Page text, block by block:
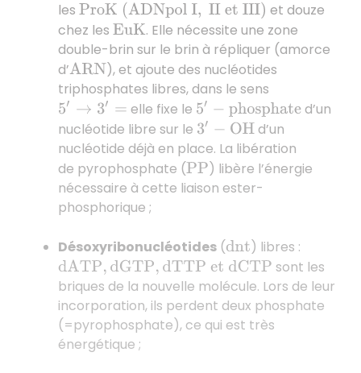
les ProK( ADNpol I,II et II)
et douze
chez les EuK
. Elle nécessite une zone
double-brin sur le brin à répliquer (amorce
d’ARN ), et ajoute des nucléotides
triphosphates libres, dans le sens
5′ →3′ = elle fixe le 5′− phosphate
d’un
nucléotide libre sur le 3′− OH
d’un
nucléotide déjà en place. La libération
de pyrophosphate (PP ) libère l’énergie
nécessaire à cette liaison ester-
phosphorique ;
Désoxyribonucléotides (dnt ) libres :
dATP,dGTP,dTTP et dCT P
sont les
briques de la nouvelle molécule. Lors de leur
incorporation, ils perdent deux phosphate
(=pyrophosphate), ce qui est très
énergétique ;